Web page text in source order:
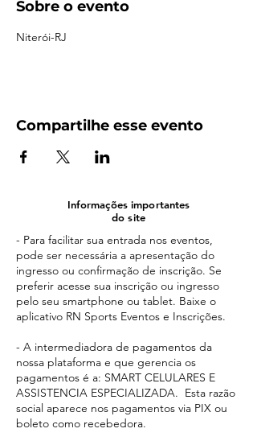
Sobre o evento
Niterói-RJ
Compartilhe esse evento
Informações importantes
do site
- Para facilitar sua entrada nos eventos,
pode ser necessária a apresentação do
ingresso ou confirmação de inscrição. Se
preferir acesse sua inscrição ou ingresso
pelo seu smartphone ou tablet. Baixe o
aplicativo RN Sports Eventos e Inscrições.
- A intermediadora de pagamentos da
nossa plataforma e que gerencia os
pagamentos é a: SMART CELULARES E
ASSISTENCIA ESPECIALIZADA. Esta razão
social aparece nos pagamentos via PIX ou
boleto como recebedora.​